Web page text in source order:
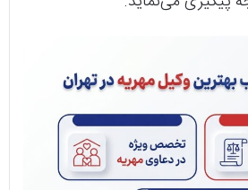
می‌نماید.